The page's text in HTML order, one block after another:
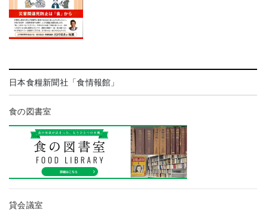
日本食糧新聞社「食情報館」
食の図書室
貸会議室